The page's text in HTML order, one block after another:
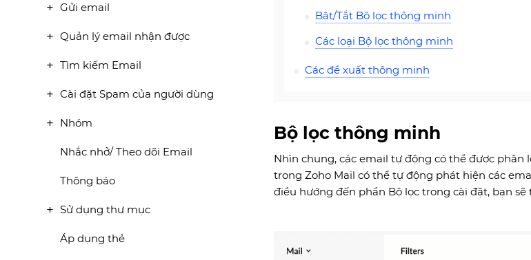
Gửi email
Quản lý email nhận được
Tìm kiếm Email
Cài đặt Spam của người dùng
Nhóm
Nhắc nhở/ Theo dõi Email
Thông báo
Sử dụng thư mục
Áp dụng thẻ
Bật/Tắt Bộ lọc thông minh
Các loại Bộ lọc thông minh
Các đề xuất thông minh
Bộ lọc thông minh
Nhìn chung, các email tự động có thể được phân
trong Zoho Mail có thể tự động phát hiện các
điều hướng đến phần Bộ lọc trong cài đặt, bạn